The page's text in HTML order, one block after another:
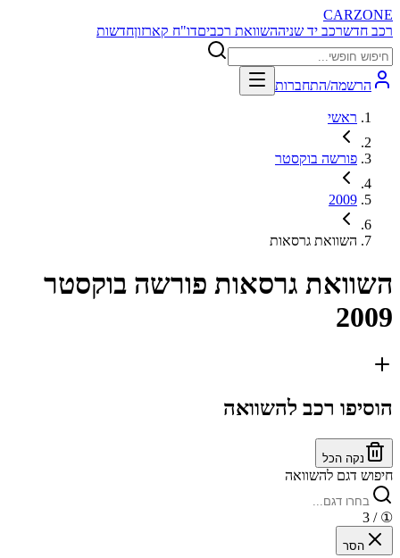
CARZONE
רכב חדשרכב יד שניההשוואת רכביםדו"ח קארזוןחדשות
הרשמה/התחברות
ראשי
פורשה בוקסטר
2009
השוואת גרסאות
השוואת גרסאות פורשה בוקסטר
2009
הוסיפו רכב להשוואה
נקה הכל
חיפוש דגם להשוואה
①
/ 3
הסר